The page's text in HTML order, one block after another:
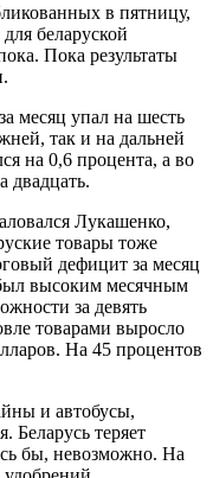
в пятницу,
беларуской
Пока результаты
месяц упал на шесть
так и на дальней
на 0,6 процента, а во
двадцать.
Лукашенко,
товары тоже
дефицит за месяц
высоким месячным
за девять
товарами выросло
На 45 процентов
и автобусы,
Беларусь теряет
бы, невозможно. На